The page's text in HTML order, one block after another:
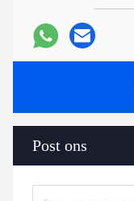
Post ons